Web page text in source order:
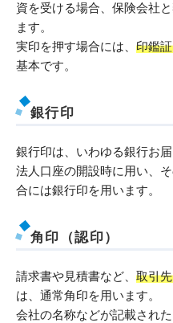
資を受ける場合、保険会社
ます。
実印を押す場合には、 印鑑
基本です。
銀行印
銀行印は、いわゆる銀行お届
法人口座の開設時に用い、
合には銀行印を用います。
角印（認印）
請求書や見積書など、 取引
は、通常角印を用います。
会社の名称などが記載された